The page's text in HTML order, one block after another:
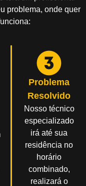
problema, onde quer
Problema
Resolvido
Nosso técnico
especializado
irá até sua
residência no
horário
combinado,
realizará o